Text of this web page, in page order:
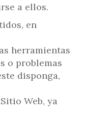
a ellos.
en
herramientas
o problemas
disponga,
Web, ya